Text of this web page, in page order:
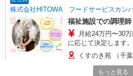
株式会社HITOWA フードサービスカン
福祉施設での調理師
月給24万円〜30万円 ※給与は経験や前職
に応じて決定します
くすのき苑 （千
もっと見る